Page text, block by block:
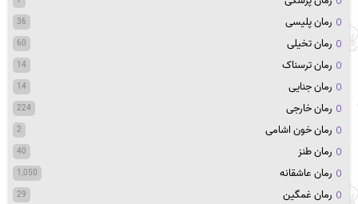
رمان پلیسی 36
رمان تخیلی 60
رمان ترسناک 14
رمان جنایی 14
رمان خارجی 224
رمان خون اشامی 2
رمان طنز 40
رمان عاشقانه 1,050
رمان غمگین 29